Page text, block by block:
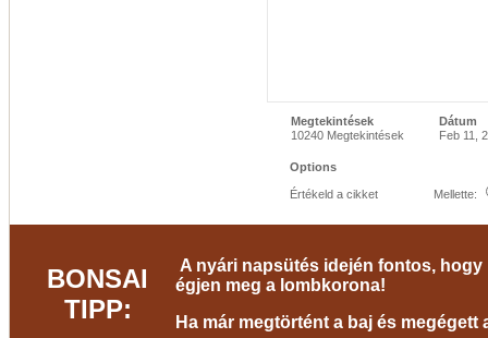
Megtekintések
Dátum
10240 Megtekintések
Feb 11,
Options
Értékeld a cikket Mellette:
BONSAI
TIPP:
A nyári napsütés idején fontos,
égjen meg a lombkorona!
Ha már megtörtént a baj és